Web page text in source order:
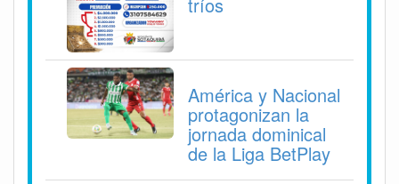
América y Nacional
protagonizan la
jornada dominical
de la Liga BetPlay